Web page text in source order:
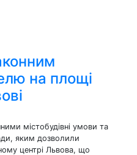
на площі
містобудівні умови та
яким дозволили
центрі Львова, що